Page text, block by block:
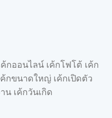
กออนไลน์ เค้กโฟโต้ เค้ก
กขนาดใหญ่ เค้กเปิดตัว
น เค้กวันเกิด